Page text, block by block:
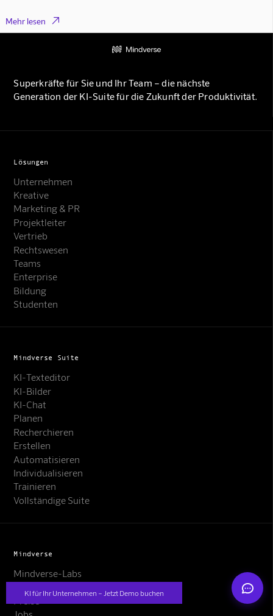
KI für Ihr Unternehmen – Jetzt Demo buchen
Mehr lesen 
Superkräfte für Sie und Ihr Team – die nächste
Generation der KI-Suite für die Zukunft der Produktivität.
Lösungen
Unternehmen
Kreative
Marketing & PR
Projektleiter
Vertrieb
Rechtswesen
Teams
Enterprise
Bildung
Studenten
Mindverse Suite
KI-Texteditor
KI-Bilder
KI-Chat
Planen
Recherchieren
Erstellen
Automatisieren
Individualisieren
Trainieren
Vollständige Suite
Mindverse
Mindverse-Labs